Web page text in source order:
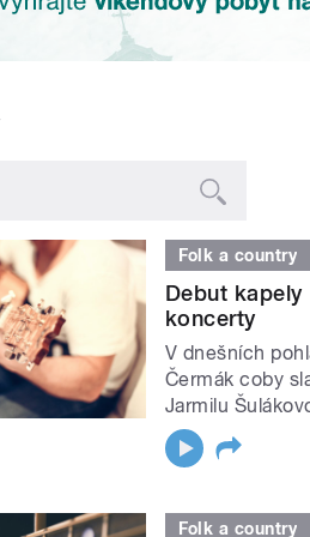
Folk a country
Debut
koncerty
V dnešních
Čermák coby
Jarmilu
Folk a country